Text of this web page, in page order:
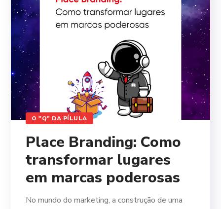
O "Q" DA PÍLULA
Place Branding: Como
transformar lugares
em marcas poderosas
No mundo do marketing, a construção de uma